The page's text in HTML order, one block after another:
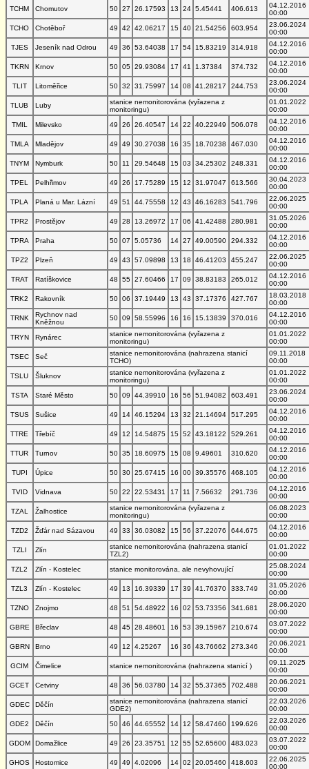
TCHM
Chomutov 50 27 26.17593 13 24 5.45441 406.613
04.12.2016
00:00
TCHO
Chotěboř 49 42 42.06217 15 40 21.54256 603.954
23.06.2024
00:00
TJES
Jeseník nad Odrou 49 36 53.64038 17 54 15.83219 314.918
04.12.2016
00:00
TKRN
Krnov 50 05 29.93084 17 41 1.37384 374.732
04.12.2016
00:00
TLIT
Litoměřice 50 32 31.75997 14 08 41.28217 244.753
23.06.2024
00:00
TLUB
Luby
stanice nemonitorována (vyřazena z
monitoringu)
01.01.2022
00:00
TMIL
Milevsko 49 26 26.40547 14 22 40.22949 506.078
04.12.2016
00:00
TMLA
Mladějov 49 49 30.27038 16 35 18.70238 467.030
04.12.2016
00:00
TNYM
Nymburk 50 11 29.54648 15 03 34.25302 248.331
04.12.2016
00:00
TPEL
Pelhřimov 49 26 17.75289 15 12 31.97047 613.566
30.04.2023
00:00
TPLA
Planá u Mar. Lázní 49 51 44.75558 12 43 46.16283 541.796
22.06.2025
00:00
TPR2
Prostějov 49 28 13.26972 17 06 41.42488 280.981
31.05.2026
00:00
TPRA
Praha 50 07 5.05736 14 27 49.00590 294.332
04.12.2016
00:00
TPZ2
Plzeň 49 43 57.09898 13 18 46.41203 455.247
22.06.2025
00:00
TRAT
Ratíškovice 48 55 27.60466 17 09 38.83183 265.012
04.12.2016
00:00
TRK2
Rakovník 50 06 37.19449 13 43 37.17376 427.767
18.03.2018
00:00
TRNK
Rychnov nad
Kněžnou
50 09 58.55996 16 16 15.13839 370.016
04.12.2016
00:00
TRYN
Rynárec
stanice nemonitorována (vyřazena z
monitoringu)
01.01.2022
00:00
TSEC
Seč
stanice nemonitorována (nahrazena stanicí
TCHO)
09.11.2018
00:00
TSLU
Šluknov
stanice nemonitorována (vyřazena z
monitoringu)
01.01.2022
00:00
TSTA
Staré Město 50 09 44.39910 16 56 51.94082 603.491
23.06.2024
00:00
TSUS
Sušice 49 14 46.15294 13 32 21.14694 517.295
04.12.2016
00:00
TTRE
Třebíč 49 12 14.54875 15 52 43.18122 529.261
04.12.2016
00:00
TTUR
Turnov 50 35 18.60975 15 08 9.49601 310.620
04.12.2016
00:00
TUPI
Úpice 50 30 25.67415 16 00 39.35576 468.105
04.12.2016
00:00
TVID
Vidnava 50 22 22.53431 17 11 7.56632 291.736
04.12.2016
00:00
TZAL
Žalhostice
stanice nemonitorována (vyřazena z
monitoringu)
06.08.2023
00:00
TZD2
Žďár nad Sázavou 49 33 36.03082 15 56 37.22076 644.675
04.12.2016
00:00
TZLI
Zlín
stanice nemonitorována (nahrazena stanicí
TZL2)
01.01.2022
00:00
TZL2
Zlín - Kostelec stanice monitorována, ale nevyhovující
25.08.2024
00:00
TZL3
Zlín - Kostelec 49 13 16.39339 17 39 41.76370 333.749
31.05.2026
00:00
TZNO
Znojmo 48 51 54.48922 16 02 53.73356 341.681
28.06.2020
00:00
GBRE
Břeclav 48 45 28.48601 16 53 39.15967 210.674
03.07.2022
00:00
GBRN
Brno 49 12 4.25267 16 36 43.76662 273.346
20.06.2021
00:00
GCIM
Čimelice stanice nemonitorována (nahrazena stanicí )
09.11.2025
00:00
GCET
Cetviny 48 36 56.03780 14 32 55.37365 702.488
20.06.2021
00:00
GDEC
Děčín
stanice nemonitorována (nahrazena stanicí
GDE2)
22.03.2026
00:00
GDE2
Děčín 50 46 44.65552 14 12 58.47460 199.626
22.03.2026
00:00
GDOM
Domažlice 49 26 23.35751 12 55 52.65600 483.023
03.07.2022
00:00
GHOS
Hostomice 49 49 4.02096 14 02 20.05460 418.603
22.06.2025
00:00